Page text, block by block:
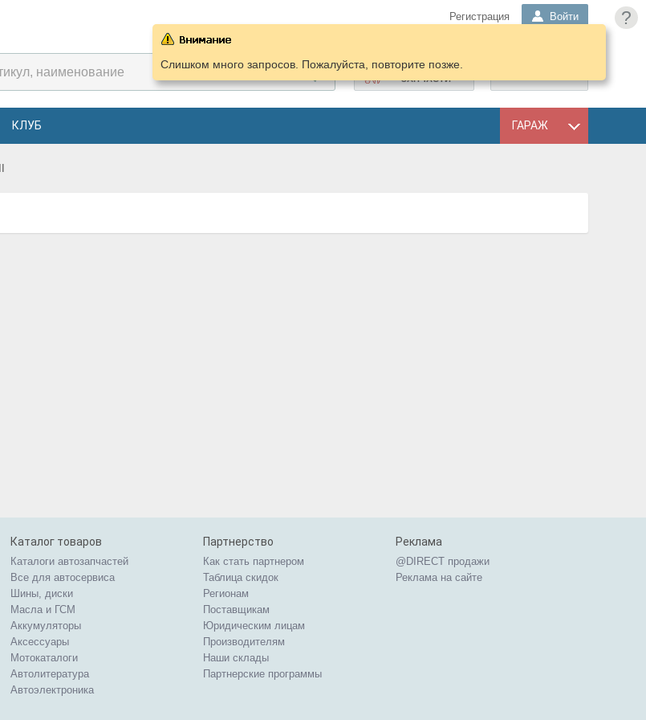
?
Регистрация Войти
ПОДОБРАТЬ
ЗАПЧАСТИ
КЛУБ ГАРАЖ
Слишком много запросов. Пожалуйста, повторите позже.
Каталог товаров
Каталоги автозапчастей
Все для автосервиса
Шины, диски
Масла и ГСМ
Аккумуляторы
Аксессуары
Мотокаталоги
Автолитература
Автоэлектроника
Партнерство
Как стать партнером
Таблица скидок
Регионам
Поставщикам
Юридическим лицам
Производителям
Наши склады
Партнерские программы
Реклама
@DIRECT продажи
Реклама на сайте